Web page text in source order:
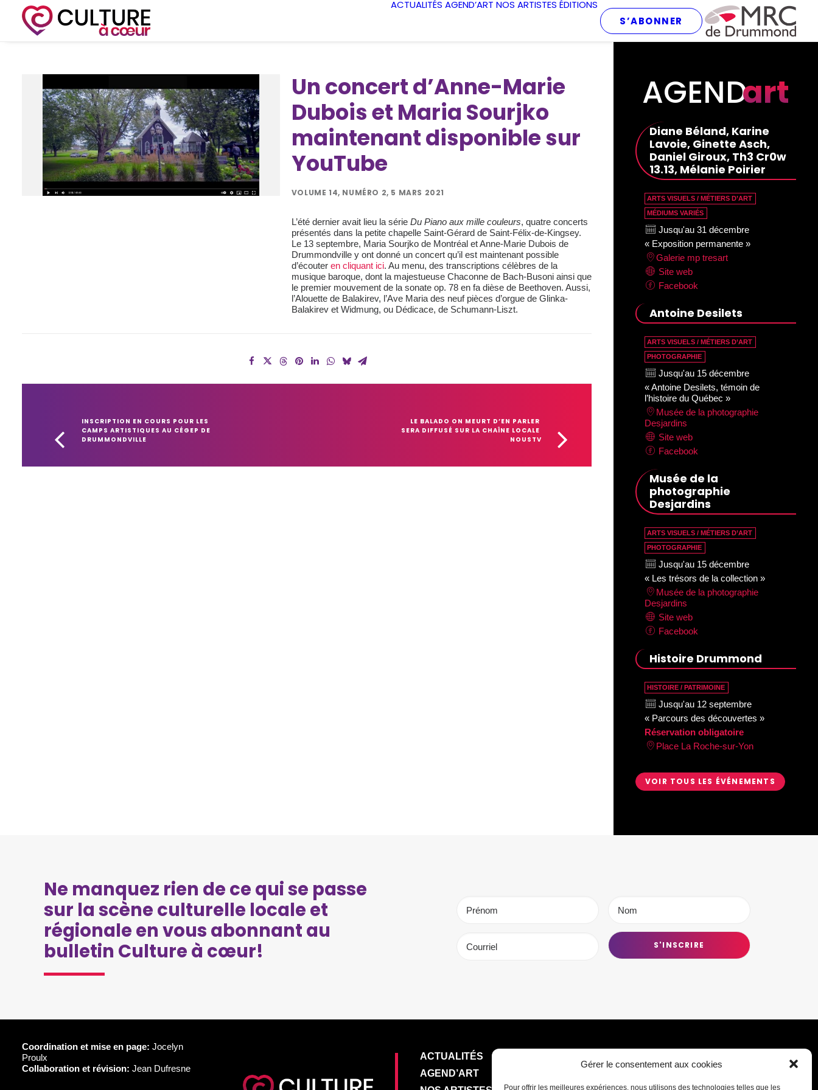
Gérer le consentement aux cookies
Pour offrir les meilleures expériences, nous utilisons des technologies telles que les
ACTUALITÉS AGEND’ART NOS ARTISTES ÉDITIONS
S’ABONNER
Un concert d’Anne-Marie
Dubois et Maria Sourjko
maintenant disponible sur
YouTube
VOLUME 14, NUMÉRO 2, 5 MARS 2021
L’été dernier avait lieu la série Du Piano aux mille couleurs, quatre concerts
présentés dans la petite chapelle Saint-Gérard de Saint-Félix-de-Kingsey.
Le 13 septembre, Maria Sourjko de Montréal et Anne-Marie Dubois de
Drummondville y ont donné un concert qu’il est maintenant possible
d’écouter en cliquant ici. Au menu, des transcriptions célèbres de la
musique baroque, dont la majestueuse Chaconne de Bach-Busoni ainsi que
le premier mouvement de la sonate op. 78 en fa dièse de Beethoven. Aussi,
l’Alouette de Balakirev, l’Ave Maria des neuf pièces d’orgue de Glinka-
Balakirev et Widmung, ou Dédicace, de Schumann-Liszt.
INSCRIPTION EN COURS POUR LES
CAMPS ARTISTIQUES AU CÉGEP DE
DRUMMONDVILLE
LE BALADO ON MEURT D’EN PARLER
SERA DIFFUSÉ SUR LA CHAÎNE LOCALE
NOUSTV
AGENDart
Diane Béland, Karine
Lavoie, Ginette Asch,
Daniel Giroux, Th3 Cr0w
13.13, Mélanie Poirier
ARTS VISUELS / MÉTIERS D’ART
MÉDIUMS VARIÉS
Jusqu'au 31 décembre
« Exposition permanente »
Galerie mp tresart
Site web
Facebook
Antoine Desilets
ARTS VISUELS / MÉTIERS D’ART
PHOTOGRAPHIE
Jusqu'au 15 décembre
« Antoine Desilets, témoin de
l’histoire du Québec »
Musée de la photographie
Desjardins
Site web
Facebook
Musée de la
photographie
Desjardins
ARTS VISUELS / MÉTIERS D’ART
PHOTOGRAPHIE
Jusqu'au 15 décembre
« Les trésors de la collection »
Musée de la photographie
Desjardins
Site web
Facebook
Histoire Drummond
HISTOIRE / PATRIMOINE
Jusqu'au 12 septembre
« Parcours des découvertes »
Réservation obligatoire
Place La Roche-sur-Yon
VOIR TOUS LES ÉVÉNEMENTS
Ne manquez rien de ce qui se passe
sur la scène culturelle locale et
régionale en vous abonnant au
bulletin Culture à cœur!
Coordination et mise en page: Jocelyn
Proulx
Collaboration et révision: Jean Dufresne
ACTUALITÉS
AGEND’ART